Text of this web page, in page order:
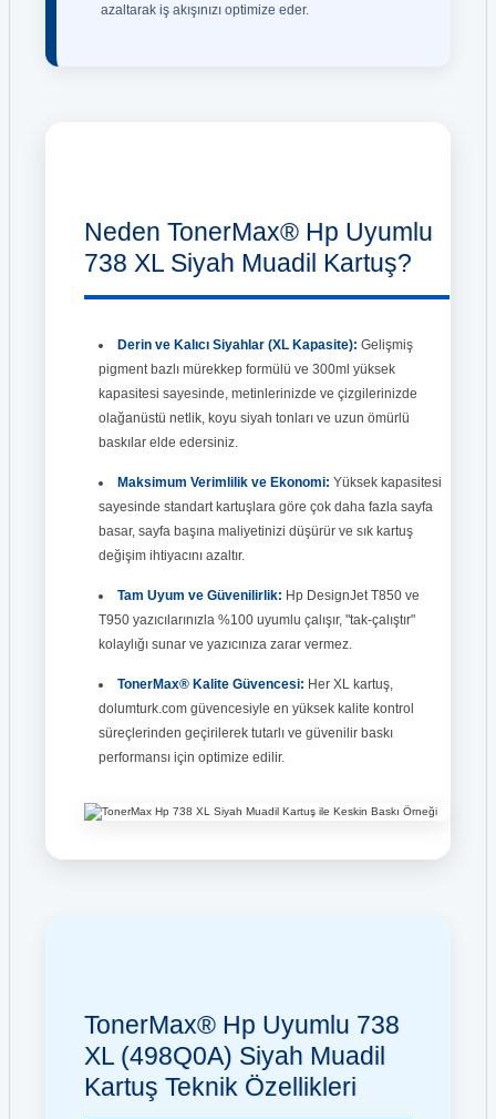
azaltarak iş akışınızı optimize eder.
Neden TonerMax® Hp Uyumlu
738 XL Siyah Muadil Kartuş?
Derin ve Kalıcı Siyahlar (XL Kapasite): Gelişmiş
pigment bazlı mürekkep formülü ve 300ml yüksek
kapasitesi sayesinde, metinlerinizde ve çizgilerinizde
olağanüstü netlik, koyu siyah tonları ve uzun ömürlü
baskılar elde edersiniz.
Maksimum Verimlilik ve Ekonomi: Yüksek kapasitesi
sayesinde standart kartuşlara göre çok daha fazla sayfa
basar, sayfa başına maliyetinizi düşürür ve sık kartuş
değişim ihtiyacını azaltır.
Tam Uyum ve Güvenilirlik: Hp DesignJet T850 ve
T950 yazıcılarınızla %100 uyumlu çalışır, "tak-çalıştır"
kolaylığı sunar ve yazıcınıza zarar vermez.
TonerMax® Kalite Güvencesi: Her XL kartuş,
dolumturk.com güvencesiyle en yüksek kalite kontrol
süreçlerinden geçirilerek tutarlı ve güvenilir baskı
performansı için optimize edilir.
TonerMax® Hp Uyumlu 738
XL (498Q0A) Siyah Muadil
Kartuş Teknik Özellikleri